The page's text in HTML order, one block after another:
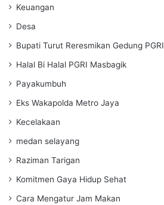
Keuangan
Desa
Bupati Turut Reresmikan Gedung PGRI
Halal Bi Halal PGRI Masbagik
Payakumbuh
Eks Wakapolda Metro Jaya
Kecelakaan
medan selayang
Raziman Tarigan
Komitmen Gaya Hidup Sehat
Cara Mengatur Jam Makan